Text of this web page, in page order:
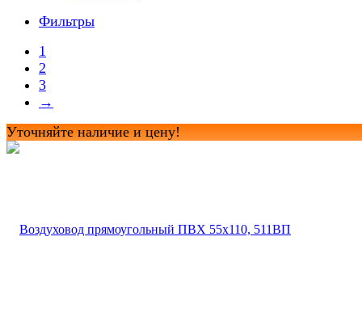
Фильтры
1
2
3
→
Уточняйте наличие и цену!